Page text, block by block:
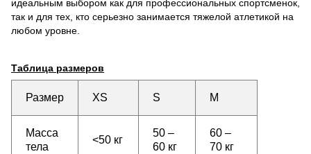
идеальным выбором как для профессиональных спортсменок,
так и для тех, кто серьезно занимается тяжелой атлетикой на
любом уровне.
Таблица размеров
Размер XS S M
Масса
тела
<50 кг
50 –
60 кг
60 –
70 кг